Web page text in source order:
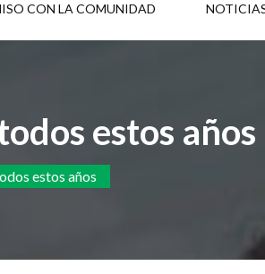
CON LA COMUNIDAD
estos años
estos años